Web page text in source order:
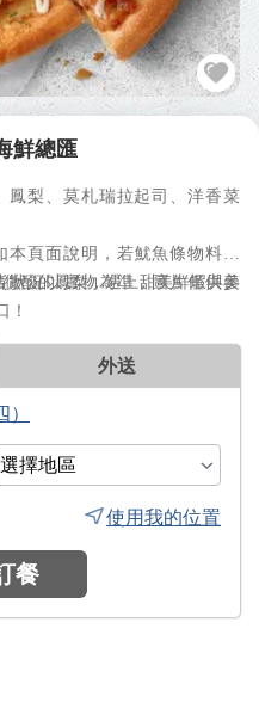
鮮總匯
鳳梨、莫札瑞拉起司、洋香菜
本頁面說明，若魷魚條物料短
狀況以實物為準，圖片僅供參
酸的鳳梨，遇上甜美鮮蝦與美
！
外送
使用我的位置
餐